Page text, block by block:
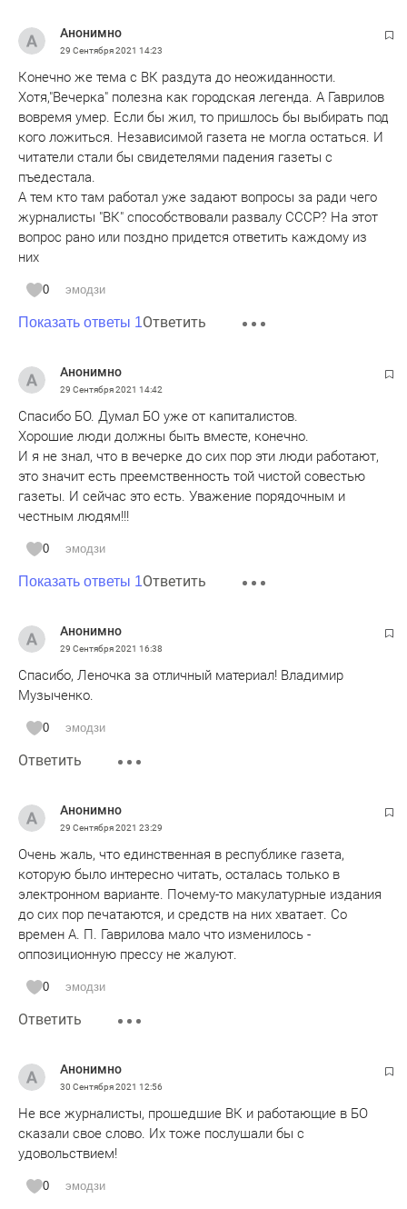
Анонимно
29 Сентября 2021 14:23
Конечно же тема с ВК раздута до неожиданности.
Хотя,"Вечерка" полезна как городская легенда. А Гаврилов
вовремя умер. Если бы жил, то пришлось бы выбирать под
кого ложиться. Независимой газета не могла остаться. И
читатели стали бы свидетелями падения газеты с
пъедестала.
А тем кто там работал уже задают вопросы за ради чего
журналисты "ВК" способствовали развалу СССР? На этот
вопрос рано или поздно придется ответить каждому из
них
0 эмодзи
Показать ответы 1Ответить
Анонимно
29 Сентября 2021 14:42
Спасибо БО. Думал БО уже от капиталистов.
Хорошие люди должны быть вместе, конечно.
И я не знал, что в вечерке до сих пор эти люди работают,
это значит есть преемственность той чистой совестью
газеты. И сейчас это есть. Уважение порядочным и
честным людям!!!
0 эмодзи
Показать ответы 1Ответить
Анонимно
29 Сентября 2021 16:38
Спасибо, Леночка за отличный материал! Владимир
Музыченко.
0 эмодзи
Ответить
Анонимно
29 Сентября 2021 23:29
Очень жаль, что единственная в республике газета,
которую было интересно читать, осталась только в
электронном варианте. Почему-то макулатурные издания
до сих пор печатаются, и средств на них хватает. Со
времен А. П. Гаврилова мало что изменилось -
оппозиционную прессу не жалуют.
0 эмодзи
Ответить
Анонимно
30 Сентября 2021 12:56
Не все журналисты, прошедшие ВК и работающие в БО
сказали свое слово. Их тоже послушали бы с
удовольствием!
0 эмодзи